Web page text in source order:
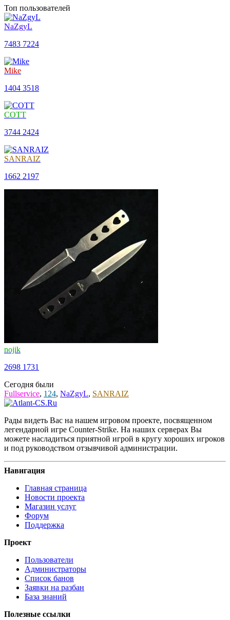
Топ пользователей
NaZgyL
7483 7224
Mike
1404 3518
COTT
3744 2424
SANRAIZ
1662 2197
nojik
2698 1731
Сегодня были
Fullservice, 124, NaZgyL, SANRAIZ
Рады видеть Вас на нашем игровом проекте, посвященном
легендарной игре Counter-Strike. На наших серверах Вы
можете насладиться приятной игрой в кругу хороших игроков
и под руководством отзывчивой администрации.
Навигация
Главная страница
Новости проекта
Магазин услуг
Форум
Поддержка
Проект
Пользователи
Администраторы
Список банов
Заявки на разбан
База знаний
Полезные ссылки